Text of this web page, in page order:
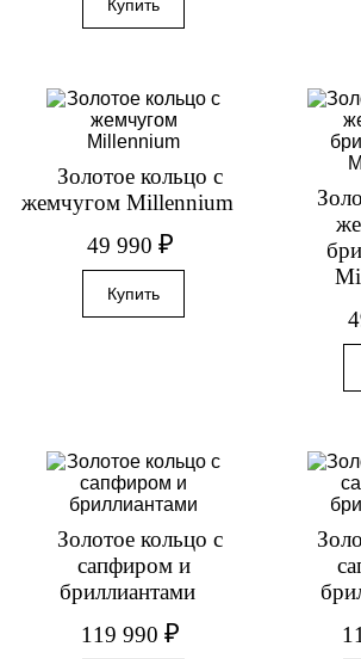
Золотое кольцо с
жемчугом Millennium
49 990₽
Золотое кольцо с
сапфиром и
бриллиантами
119 990₽